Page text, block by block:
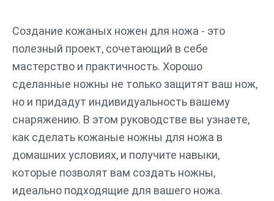
содержимому
Создание кожаных ножен для ножа - это
полезный проект, сочетающий в себе
мастерство и практичность. Хорошо
сделанные ножны не только защитят ваш нож,
но и придадут индивидуальность вашему
снаряжению. В этом руководстве вы узнаете,
как сделать кожаные ножны для ножа в
домашних условиях, и получите навыки,
которые позволят вам создать ножны,
идеально подходящие для вашего ножа.